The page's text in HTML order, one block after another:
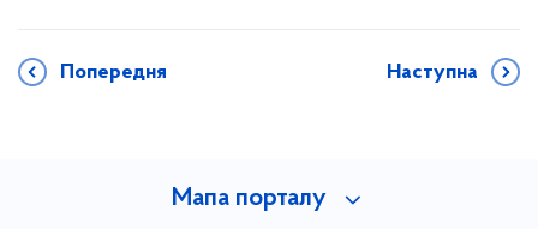
Попередня Наступна
Мапа порталу